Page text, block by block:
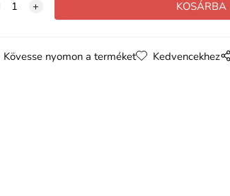
Kövesse nyomon a terméket Kedvencekhez